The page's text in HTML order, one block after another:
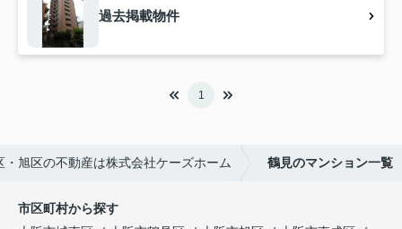
過去掲載物件
1
・旭区の不動産は株式会社ケーズホーム 鶴見のマンション一覧
市区町村から探す